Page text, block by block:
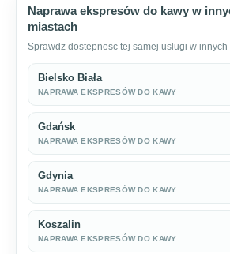
Naprawa ekspresów do kawy w
miastach
Sprawdz dostepnosc tej samej uslugi w innych
Bielsko Biała
NAPRAWA EKSPRESÓW DO KAWY
Gdańsk
NAPRAWA EKSPRESÓW DO KAWY
Gdynia
NAPRAWA EKSPRESÓW DO KAWY
Koszalin
NAPRAWA EKSPRESÓW DO KAWY